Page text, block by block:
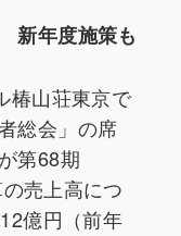
新年度施策も
椿山荘東京で
総会」の席
第68期
売上高につ
億円（前年